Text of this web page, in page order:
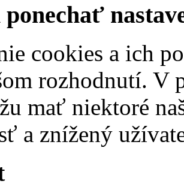
ponechať
cookies a ich
rozhodnutí. V
mať niektoré
a znížený